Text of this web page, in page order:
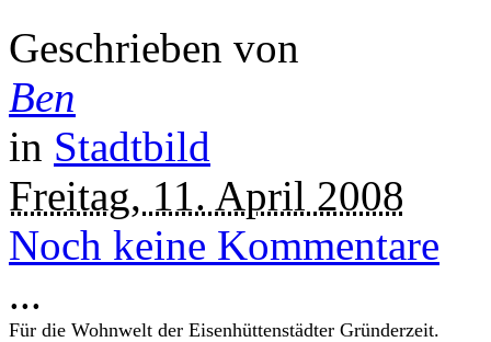
Geschrieben von
Ben
in Stadtbild
Freitag, 11. April 2008
Noch keine Kommentare
...
Für die Wohnwelt der Eisenhüttenstädter Gründerzeit.